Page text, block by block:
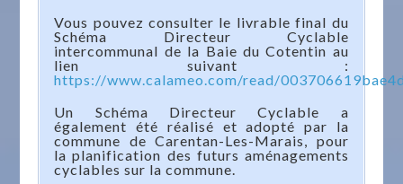
Vous pouvez consulter le livrable final du
Schéma Directeur Cyclable
intercommunal de la Baie du Cotentin au
lien suivant :
https://www.calameo.com/read/
Un Schéma Directeur Cyclable a
également été réalisé et adopté par la
commune de Carentan-Les-Marais, pour
la planification des futurs aménagements
cyclables sur la commune.